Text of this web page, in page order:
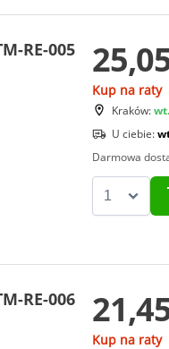
RE-005
Kup na raty
Kraków:
U ciebie:
Darmowa
RE-006
Kup na raty